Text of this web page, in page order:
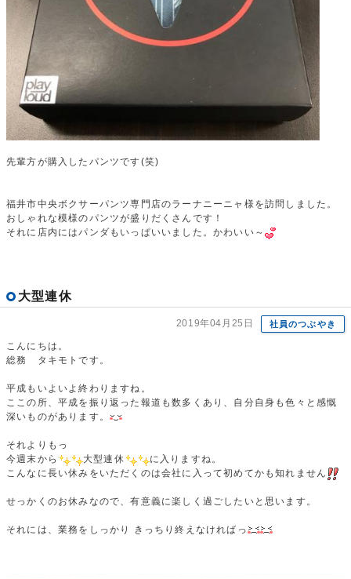
先輩方が購入したパンツです(笑)
福井市中央ボクサーパンツ専門店のラーナニーニャ様を訪問しました。
おしゃれな模様のパンツが盛りだくさんです！
それに店内にはパンダもいっぱいいました。かわいい～
大型連休
2019年04月25日 社員のつぶやき
こんにちは。
総務 タキモトです。
平成もいよいよ終わりますね。
ここの所、平成を振り返った報道も数多くあり、自分自身も色々と感慨
深いものがあります。
それよりもっ
今週末から
大型連休
に入りますね。
こんなに長い休みをいただくのは会社に入って初めてかも知れません
せっかくのお休みなので、有意義に楽しく過ごしたいと思います。
それには、業務をしっかり きっちり終えなければっ